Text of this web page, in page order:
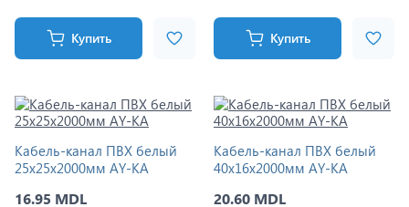
Купить Купить
Кабель-канал ПВХ белый
25x25x2000мм AY-KA
16.95 MDL
Кабель-канал ПВХ белый
40x16x2000мм AY-KA
20.60 MDL